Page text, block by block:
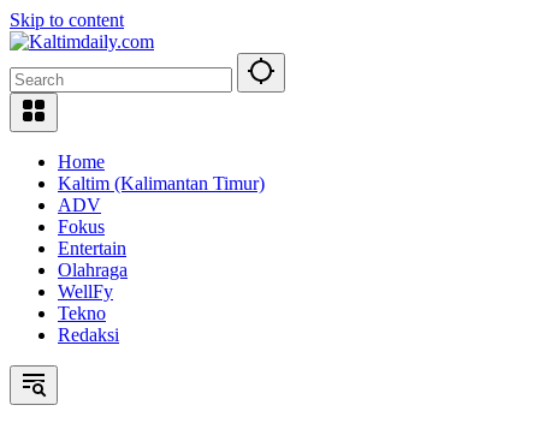
Skip to content
Home
Kaltim (Kalimantan Timur)
ADV
Fokus
Entertain
Olahraga
WellFy
Tekno
Redaksi